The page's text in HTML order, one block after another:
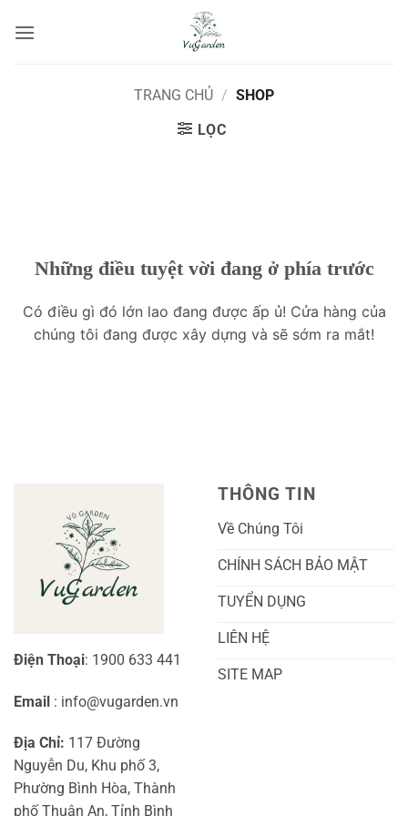
qua
TRANG CHỦ / SHOP
LỌC
Những điều tuyệt vời đang ở phía trước
Có điều gì đó lớn lao đang được ấp ủ! Cửa hàng của
chúng tôi đang được xây dựng và sẽ sớm ra mắt!
Điện Thoại: 1900 633 441
Email : info@vugarden.vn
Địa Chỉ: 117 Đường
Nguyễn Du, Khu phố 3,
Phường Bình Hòa, Thành
phố Thuận An, Tỉnh Bình
THÔNG TIN
Về Chúng Tôi
CHÍNH SÁCH BẢO MẬT
TUYỂN DỤNG
LIÊN HỆ
SITE MAP